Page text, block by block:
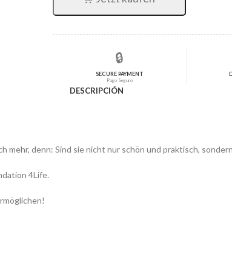
🔒
SECURE PAYMENT
Pago Seguro
DESCRIPCIÓN
mehr, denn: Sind sie nicht nur schön und praktisch,
4Life.